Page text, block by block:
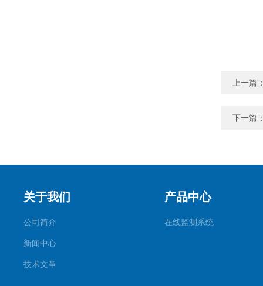
上一篇
下一篇
关于我们
公司简介
新闻中心
技术文章
产品中心
在线监测系统